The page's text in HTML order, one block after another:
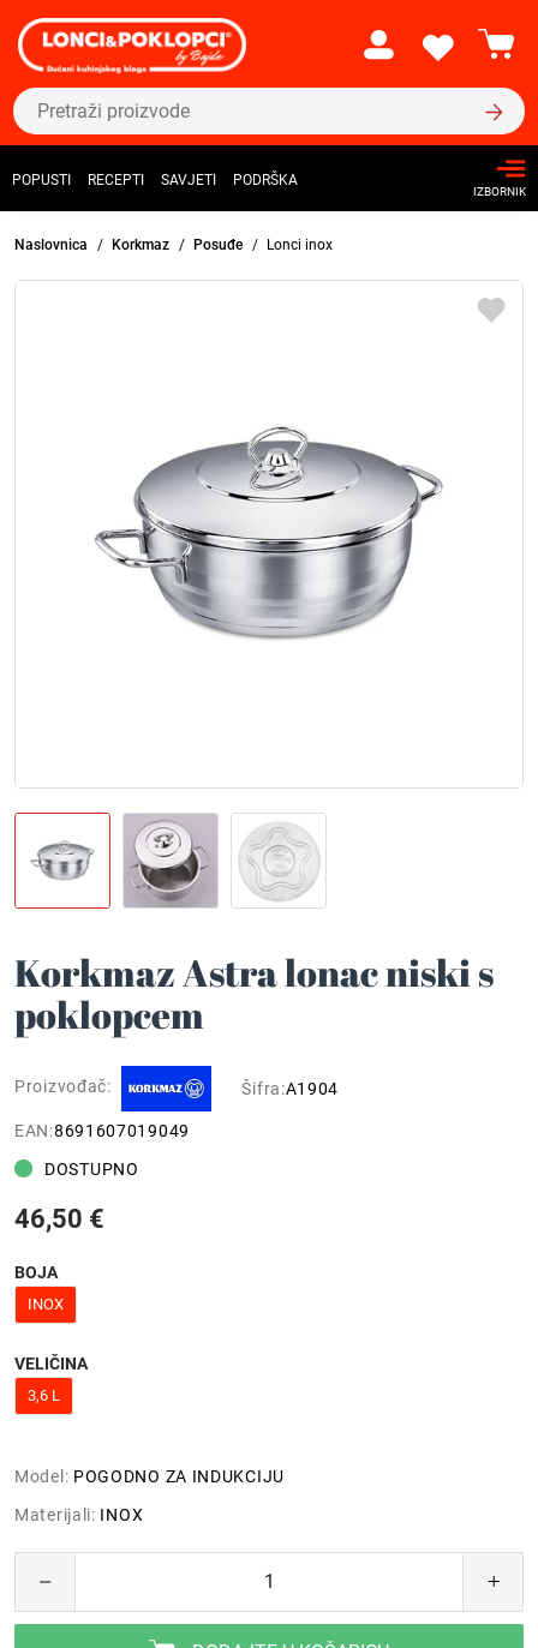
POPUSTI RECEPTI SAVJETI PODRŠKA
IZBORNIK
Naslovnica Korkmaz Posuđe Lonci inox
Korkmaz Astra lonac niski s
poklopcem
Proizvođač: Šifra:A1904
EAN:8691607019049
DOSTUPNO
46,50 €
BOJA
INOX
VELIČINA
3,6 L
Model: POGODNO ZA INDUKCIJU
Materijali: INOX